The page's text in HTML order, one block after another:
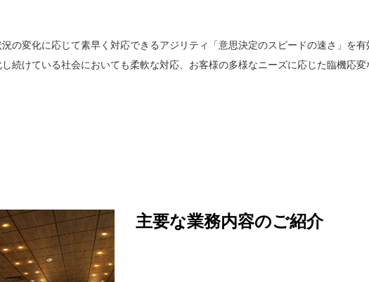
の変化に応じて素早く対応できるアジリティ「意思決定のスピードの速さ」を有
続けている社会においても柔軟な対応、お客様の多様なニーズに応じた臨機応
主要な業務内容のご紹介